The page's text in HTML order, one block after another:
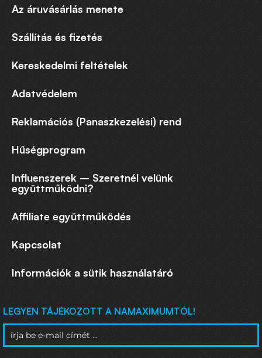
Az áruvásárlás menete
Szállítás és fizetés
Kereskedelmi feltételek
Adatvédelem
Reklamációs (Panaszkezelési) rend
Hűségprogram
Influenszerek – Szeretnél velünk
együttműködni?
Affiliate együttműködés
Kapcsolat
Információk a sütik használatáró
LEGYEN TÁJÉKOZOTT A NAMAXIMUMTÓL!